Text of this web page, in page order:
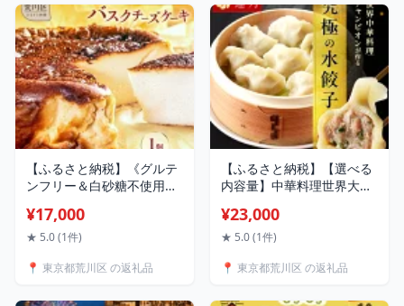
お取り寄せ 東京
【ふるさと納税】《グルテ
ンフリー＆白砂糖不使用》
ズケーキ5号/15cm【025-
005】 甘さ控えめ グルテン
子 洋菓子 チーズケーキ ギ
¥17,000
★ 5.0 (1件)
📍 東京都荒川区 の返礼品
【ふるさと納税】【選べる
内容量】中華料理世界大会
蓮月特製 羊肉の手作り水餃
子 (冷凍) 特製ラー油付き
50個 お取り寄せ 冷凍食品
¥23,000
★ 5.0 (1件)
📍 東京都荒川区 の返礼品